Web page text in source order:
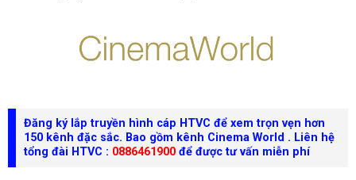
Đăng ký lắp truyền hình cáp HTVC để xem trọn vẹn hơn
150 kênh đặc sắc. Bao gồm kênh Cinema World . Liên hệ
tổng đài HTVC : 0886461900 để được tư vấn miễn phí